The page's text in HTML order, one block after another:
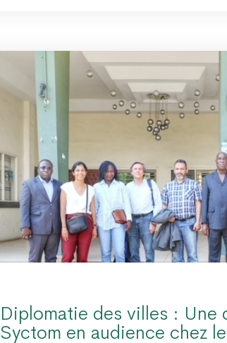
Diplomatie des villes : Une
Syctom en audience chez